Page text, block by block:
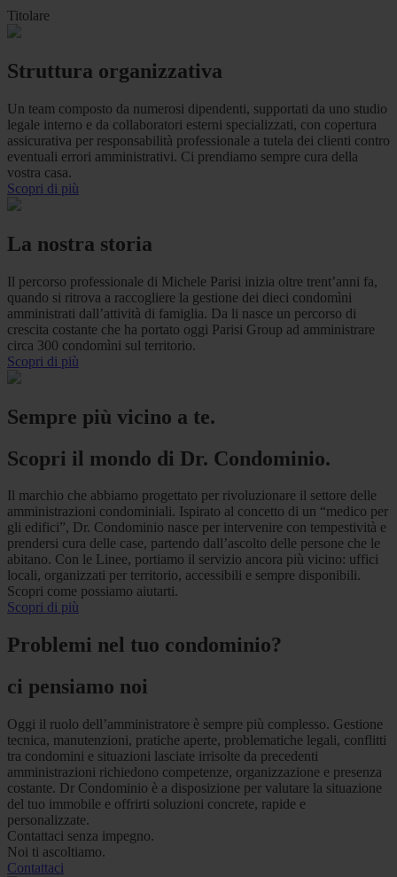
Titolare
Struttura organizzativa
Un team composto da numerosi dipendenti, supportati da uno studio
legale interno e da collaboratori esterni specializzati, con copertura
assicurativa per responsabilità professionale a tutela dei clienti contro
eventuali errori amministrativi. Ci prendiamo sempre cura della
vostra casa.
Scopri di più
La nostra storia
Il percorso professionale di Michele Parisi inizia oltre trent’anni fa,
quando si ritrova a raccogliere la gestione dei dieci condomìni
amministrati dall’attività di famiglia. Da li nasce un percorso di
crescita costante che ha portato oggi Parisi Group ad amministrare
circa 300 condomìni sul territorio.
Scopri di più
Sempre più vicino a te.
Scopri il mondo di Dr. Condominio.
Il marchio che abbiamo progettato per rivoluzionare il settore delle
amministrazioni condominiali. Ispirato al concetto di un “medico per
gli edifici”, Dr. Condominio nasce per intervenire con tempestività e
prendersi cura delle case, partendo dall’ascolto delle persone che le
abitano. Con le Linee, portiamo il servizio ancora più vicino: uffici
locali, organizzati per territorio, accessibili e sempre disponibili.
Scopri come possiamo aiutarti.
Scopri di più
Problemi nel tuo condominio?
ci pensiamo noi
Oggi il ruolo dell’amministratore è sempre più complesso. Gestione
tecnica, manutenzioni, pratiche aperte, problematiche legali, conflitti
tra condomini e situazioni lasciate irrisolte da precedenti
amministrazioni richiedono competenze, organizzazione e presenza
costante. Dr Condominio è a disposizione per valutare la situazione
del tuo immobile e offrirti soluzioni concrete, rapide e
personalizzate.
Contattaci senza impegno.
Noi ti ascoltiamo.
Contattaci